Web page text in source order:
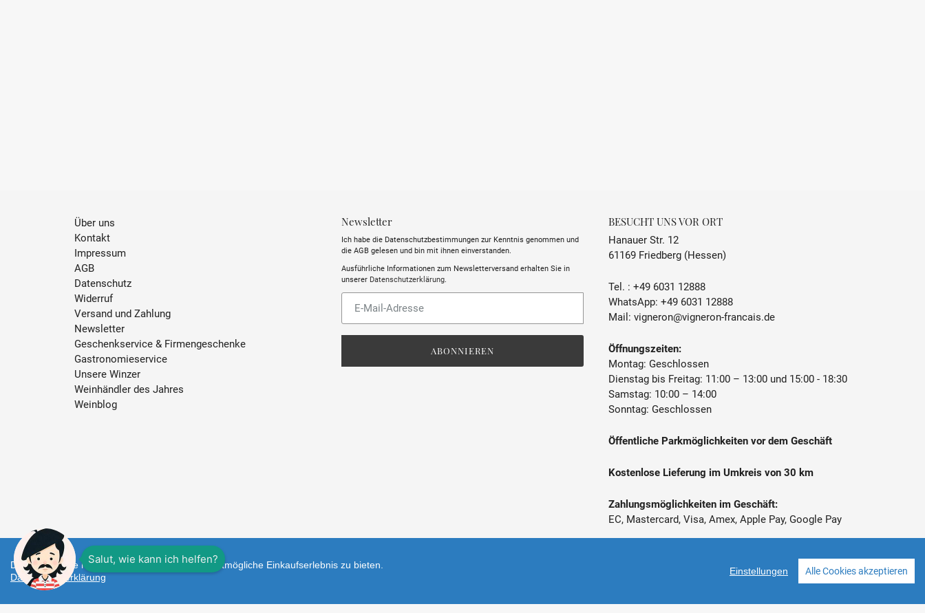
8 °C - 10 °C
enthält Sulfite
ABFÜLLER / IMPORTEUR
Domaine de Nerleux, 49400 Saint-Cyr-
en-Bourg, Frankreich
Über uns
Kontakt
Impressum
AGB
Datenschutz
Widerruf
Versand und Zahlung
Newsletter
Geschenkservice & Firmengeschenke
Gastronomieservice
Unsere Winzer
Weinhändler des Jahres
Weinblog
Newsletter
Ich habe die Datenschutzbestimmungen zur Kenntnis genommen und
die AGB gelesen und bin mit ihnen einverstanden.
Ausführliche Informationen zum Newsletterversand erhalten Sie in
unserer Datenschutzerklärung
ABONNIEREN
BESUCHT UNS VOR ORT
Hanauer Str. 12
61169 Friedberg (Hessen)
Tel. : +49 6031 12888
WhatsApp: +49 6031 12888
Mail: vigneron@vigneron-francais.de
Öffnungszeiten:
Montag: Geschlossen
Dienstag bis Freitag: 11:00 – 13:00 und 15:00 - 18:30
Samstag: 10:00 – 14:00
Sonntag: Geschlossen
Öffentliche Parkmöglichkeiten vor dem Geschäft
Kostenlose Lieferung im Umkreis von 30 km
Zahlungsmöglichkeiten im Geschäft:
EC, Mastercard, Visa, Amex, Apple Pay, Google Pay
Diese Webseite nutzt Cookies um Ihnen das bestmögliche Einkaufserlebnis zu bieten.
Datenschutzerklärung
Einstellungen Alle Cookies akzeptieren